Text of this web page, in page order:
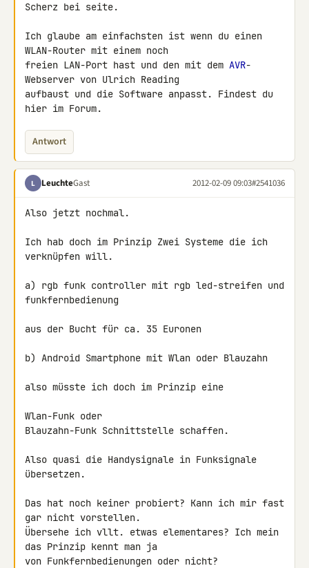
Scherz bei seite.
Ich glaube am einfachsten ist wenn du einen
WLAN-Router mit einem noch
freien LAN-Port hast und den mit dem AVR-
Webserver von Ulrich Reading
aufbaust und die Software anpasst. Findest du
hier im Forum.
Antwort
L LeuchteGast 2012-02-09 09:03#2541036
Also jetzt nochmal.
Ich hab doch im Prinzip Zwei Systeme die ich
verknüpfen will.
a) rgb funk controller mit rgb led-streifen und
funkfernbedienung
aus der Bucht für ca. 35 Euronen
b) Android Smartphone mit Wlan oder Blauzahn
also müsste ich doch im Prinzip eine
Wlan-Funk oder
Blauzahn-Funk Schnittstelle schaffen.
Also quasi die Handysignale in Funksignale
übersetzen.
Das hat noch keiner probiert? Kann ich mir fast
gar nicht vorstellen.
Übersehe ich vllt. etwas elementares? Ich mein
das Prinzip kennt man ja
von Funkfernbedienungen oder nicht?